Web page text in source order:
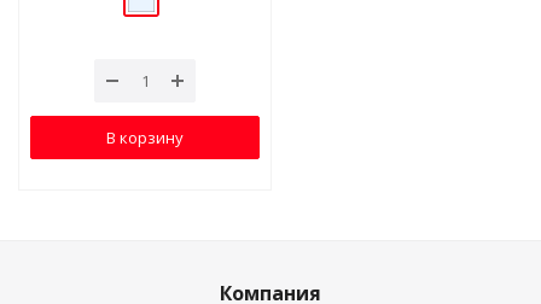
В корзину
Компания